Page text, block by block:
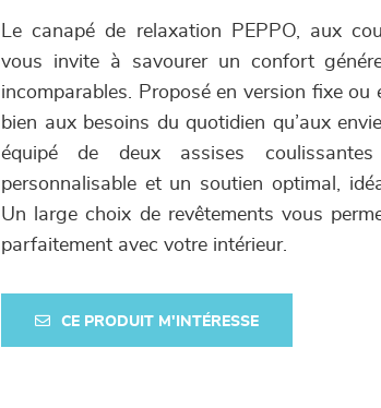
Le canapé de relaxation PEPPO, aux
vous invite à savourer un confort
incomparables. Proposé en version fixe
bien aux besoins du quotidien qu’aux
équipé de deux assises
personnalisable et un soutien optimal,
Un large choix de revêtements vous
parfaitement avec votre intérieur.
CE PRODUIT M'INTÉRESSE